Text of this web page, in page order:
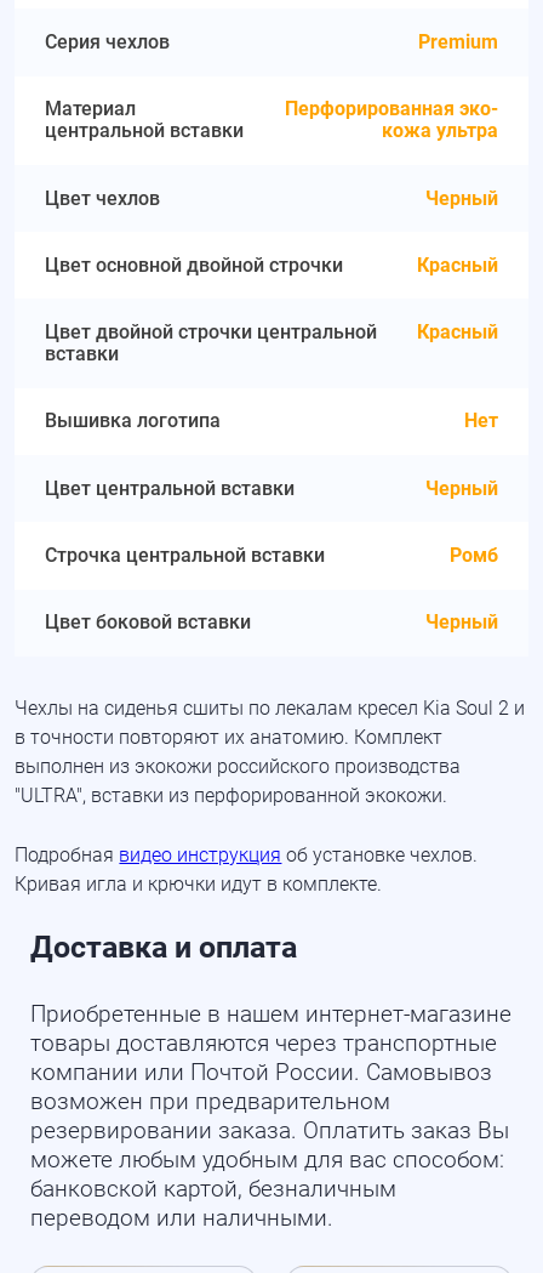
Серия чехлов Premium
Материал
центральной вставки
Перфорированная эко-
кожа ультра
Цвет чехлов Черный
Цвет основной двойной строчки Красный
Цвет двойной строчки центральной
вставки
Красный
Вышивка логотипа Нет
Цвет центральной вставки Черный
Строчка центральной вставки Ромб
Цвет боковой вставки Черный
Чехлы на сиденья сшиты по лекалам кресел Kia Soul 2 и
в точности повторяют их анатомию. Комплект
выполнен из экокожи российского производства
"ULTRA", вставки из перфорированной экокожи.
Подробная видео инструкция об установке чехлов.
Кривая игла и крючки идут в комплекте.
Доставка и оплата
Приобретенные в нашем интернет-магазине
товары доставляются через транспортные
компании или Почтой России. Самовывоз
возможен при предварительном
резервировании заказа. Оплатить заказ Вы
можете любым удобным для вас способом:
банковской картой, безналичным
переводом или наличными.